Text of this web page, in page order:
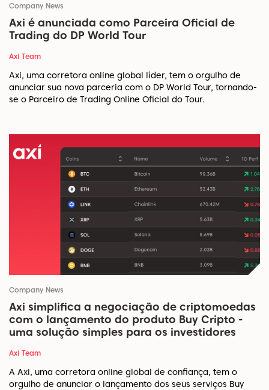
Company News
Axi é anunciada como Parceira Oficial de
Trading do DP World Tour
Axi Team
Axi, uma corretora online global líder, tem o orgulho de
anunciar sua nova parceria com o DP World Tour, tornando-
se o Parceiro de Trading Online Oficial do Tour.
Company News
Axi simplifica a negociação de criptomoedas
com o lançamento do produto Buy Cripto -
uma solução simples para os investidores
Axi Team
A Axi, uma corretora online global de confiança, tem o
orgulho de anunciar o lançamento dos seus serviços Buy